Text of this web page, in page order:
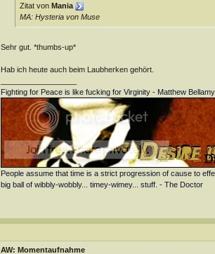
Zitat von Mania
MA: Hysteria von Muse
Sehr gut. *thumbs-up*
Hab ich heute auch beim Laubherken gehört.
Fighting for Peace is like fucking for Virginity - Matthew Bellamy
People assume that time is a strict progression of cause to
big ball of wibbly-wobbly... timey-wimey... stuff. - The Doctor
AW: Momentaufnahme